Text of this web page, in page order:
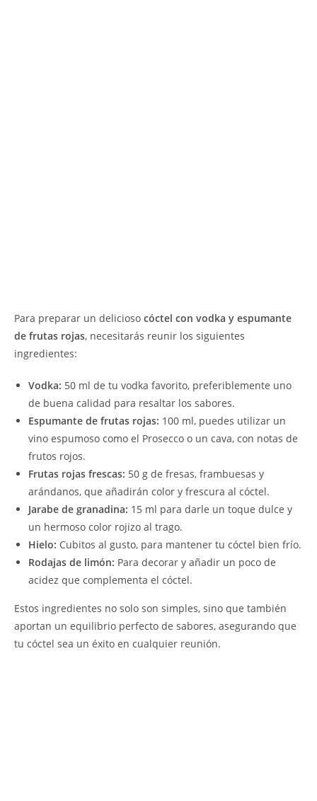
Para preparar un delicioso cóctel con vodka y espumante
de frutas rojas, necesitarás reunir los siguientes
ingredientes:
Vodka: 50 ml de tu vodka favorito, preferiblemente uno
de buena calidad para resaltar los sabores.
Espumante de frutas rojas: 100 ml, puedes utilizar un
vino espumoso como el Prosecco o un cava, con notas de
frutos rojos.
Frutas rojas frescas: 50 g de fresas, frambuesas y
arándanos, que añadirán color y frescura al cóctel.
Jarabe de granadina: 15 ml para darle un toque dulce y
un hermoso color rojizo al trago.
Hielo: Cubitos al gusto, para mantener tu cóctel bien frío.
Rodajas de limón: Para decorar y añadir un poco de
acidez que complementa el cóctel.
Estos ingredientes no solo son simples, sino que también
aportan un equilibrio perfecto de sabores, asegurando que
tu cóctel sea un éxito en cualquier reunión.